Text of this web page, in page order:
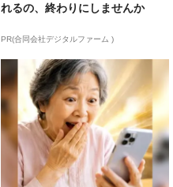
れるの、終わりにしませんか
PR(合同会社デジタルファーム )